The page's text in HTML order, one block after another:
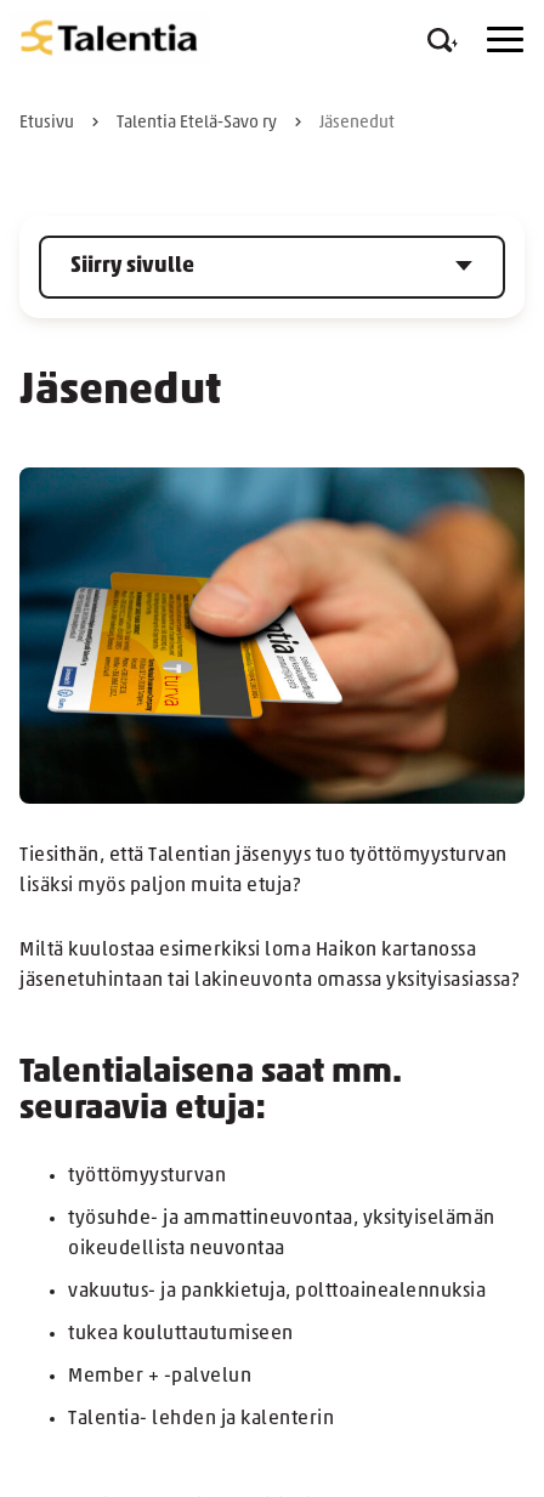
Etusivu Talentia Etelä-Savo ry Jäsenedut
Siirry sivulle
Jäsenedut
Tiesithän, että Talentian jäsenyys tuo työttömyysturvan
lisäksi myös paljon muita etuja?
Miltä kuulostaa esimerkiksi loma Haikon kartanossa
jäsenetuhintaan tai lakineuvonta omassa yksityisasiassa?
Talentialaisena saat mm.
seuraavia etuja:
työttömyysturvan
työsuhde- ja ammattineuvontaa, yksityiselämän
oikeudellista neuvontaa
vakuutus- ja pankkietuja, polttoainealennuksia
tukea kouluttautumiseen
Member + -palvelun
Talentia- lehden ja kalenterin